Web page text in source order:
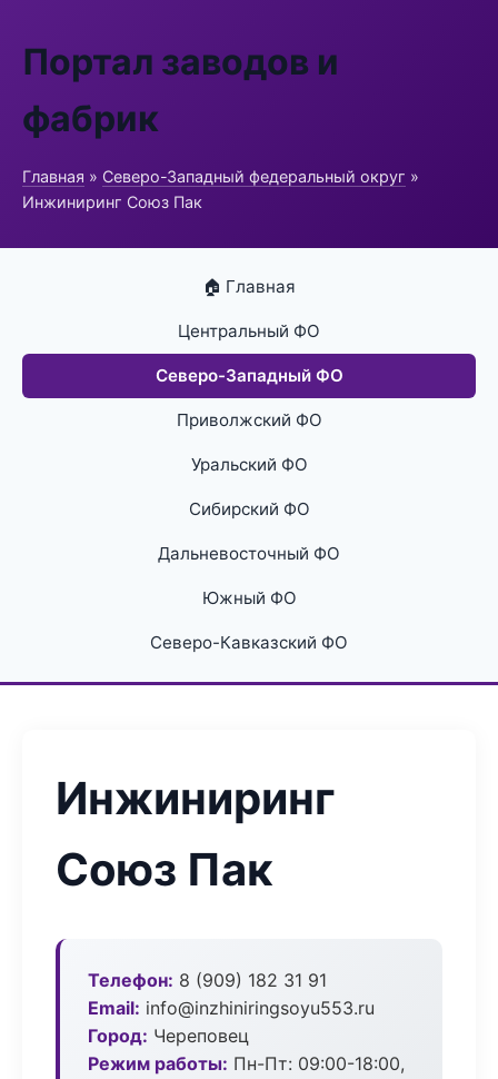
Портал заводов и
фабрик
Главная » Северо-Западный федеральный округ »
Инжиниринг Союз Пак
🏠 Главная
Центральный ФО
Северо-Западный ФО
Приволжский ФО
Уральский ФО
Сибирский ФО
Дальневосточный ФО
Южный ФО
Северо-Кавказский ФО
Инжиниринг
Союз Пак
Телефон: 8 (909) 182 31 91
Email: info@inzhiniringsoyu553.ru
Город: Череповец
Режим работы: Пн-Пт: 09:00-18:00,